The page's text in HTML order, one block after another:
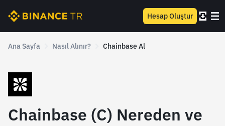
Hesap Oluştur
Ana Sayfa Nasıl Alınır? Chainbase Al
Chainbase (C) Nereden ve